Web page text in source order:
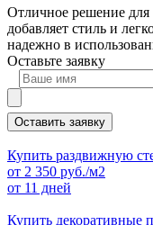
Отличное решение
добавляет стиль и
надежно в
Оставьте заявку
Оставить заявку
Купить раздвижную
от 2 350 руб./м2
от 11 дней
Купить декоративные